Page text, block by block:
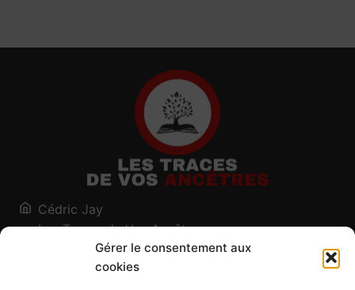
Gérer le consentement aux
cookies
Cédric Jay
Les Traces de Vos Ancêtres
120, chemin des Salines
73200 Albertville - Savoie